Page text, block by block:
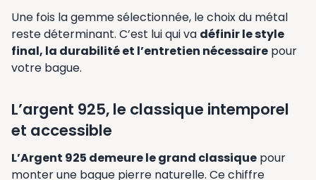
Une fois la gemme sélectionnée, le choix du métal
reste déterminant. C’est lui qui va définir le style
final, la durabilité et l’entretien nécessaire pour
votre bague.
L’argent 925, le classique intemporel
et accessible
L’Argent 925 demeure le grand classique pour
monter une bague pierre naturelle. Ce chiffre